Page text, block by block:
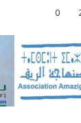
0